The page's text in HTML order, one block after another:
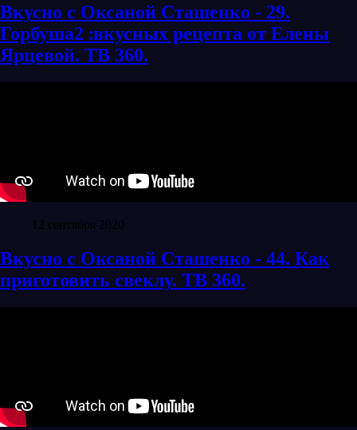
Вкусно с Оксаной Сташенко - 29.
Горбуша׃ 2 вкусных рецепта от Елены
Ярцевой. ТВ 360.
12 сентября 2020
Вкусно с Оксаной Сташенко - 44. Как
приготовить свеклу. ТВ 360.